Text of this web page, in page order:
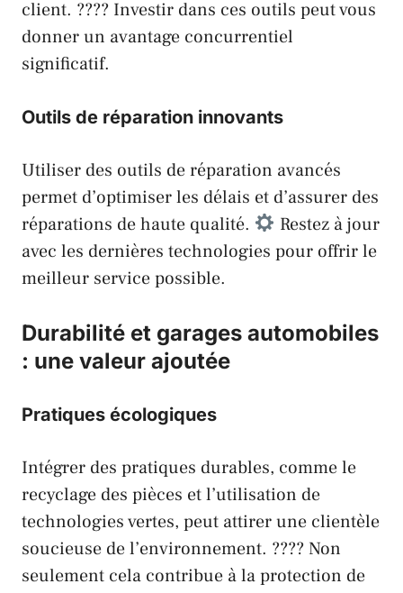
client. ????️ Investir dans ces outils peut vous
donner un avantage concurrentiel
significatif.
Outils de réparation innovants
Utiliser des outils de réparation avancés
permet d’optimiser les délais et d’assurer des
réparations de haute qualité.
Restez à jour
avec les dernières technologies pour offrir le
meilleur service possible.
Durabilité et garages automobiles
: une valeur ajoutée
Pratiques écologiques
Intégrer des pratiques durables, comme le
recyclage des pièces et l’utilisation de
technologies vertes, peut attirer une clientèle
soucieuse de l’environnement. ???? Non
seulement cela contribue à la protection de